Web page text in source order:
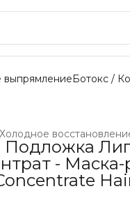
выпрямлениеБотокс /
Холодное
Подложка
- Маска-